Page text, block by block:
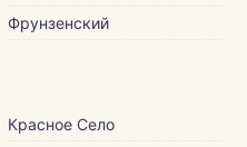
Фрунзенский
Красное Село